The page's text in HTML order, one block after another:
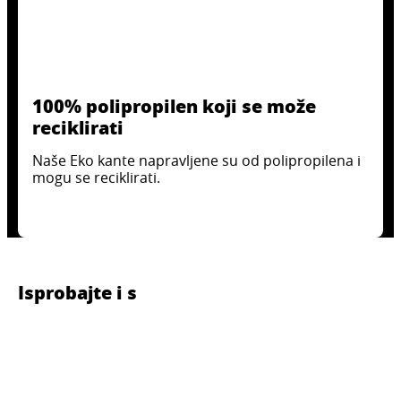
100% polipropilen koji se može
reciklirati
Naše Eko kante napravljene su od polipropilena i
mogu se reciklirati.
Isprobajte i s